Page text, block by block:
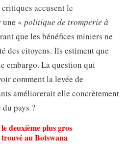
accusent le
une « politique de tromperie à
que les bénéfices miniers ne
des citoyens. Ils estiment que
embargo. La question qui
comment la levée de
améliorerait elle concrètement
pays ?
deuxième plus gros
au Botswana